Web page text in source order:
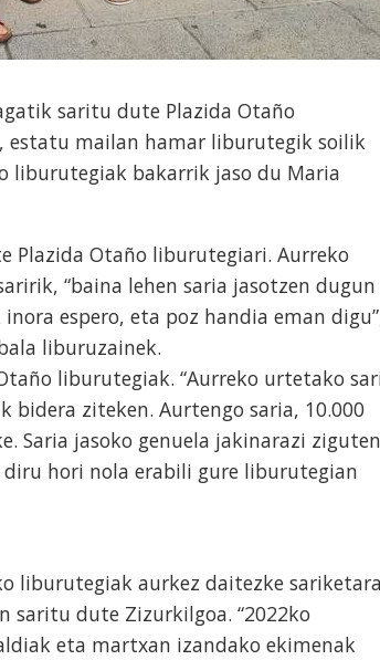
saritu dute Plazida Otaño
estatu mailan hamar liburutegik soilik
liburutegiak bakarrik jaso du Maria
Plazida Otaño liburutegiari. Aurreko
“baina lehen saria jasotzen dugun
espero, eta poz handia eman
liburuzainek.
liburutegiak. “Aurreko urtetako
ziteken. Aurtengo saria, 10.000
Saria jasoko genuela jakinarazi ziguten
hori nola erabili gure liburutegian
liburutegiak aurkez daitezke
saritu dute Zizurkilgoa. “2022ko
eta martxan izandako ekimenak